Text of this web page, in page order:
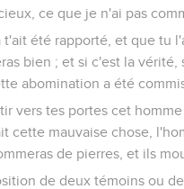
ce que je n'ai pas
t'ait été rapporté, et que tu
bien ; et si c'est la vérité,
abomination a été
vers tes portes cet
cette mauvaise chose,
de pierres, et ils
de deux témoins ou